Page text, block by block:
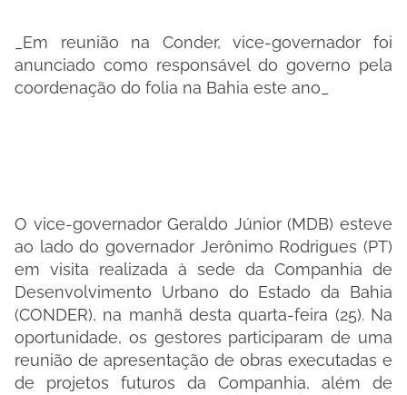
_Em reunião na Conder, vice-governador foi
anunciado como responsável do governo pela
coordenação do folia na Bahia este ano_
O vice-governador Geraldo Júnior (MDB) esteve
ao lado do governador Jerônimo Rodrigues (PT)
em visita realizada à sede da Companhia de
Desenvolvimento Urbano do Estado da Bahia
(CONDER), na manhã desta quarta-feira (25). Na
oportunidade, os gestores participaram de uma
reunião de apresentação de obras executadas e
de projetos futuros da Companhia, além de